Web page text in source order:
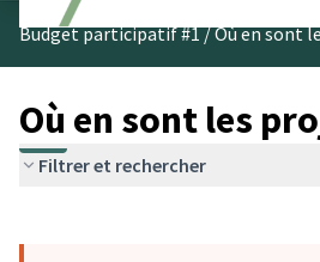
Budget participatif #1/Où en sont
Où en sont les
Filtrer et rechercher